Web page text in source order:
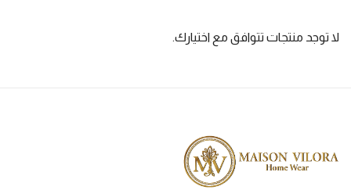
لا توجد منتجات تتوافق مع اختيارك.